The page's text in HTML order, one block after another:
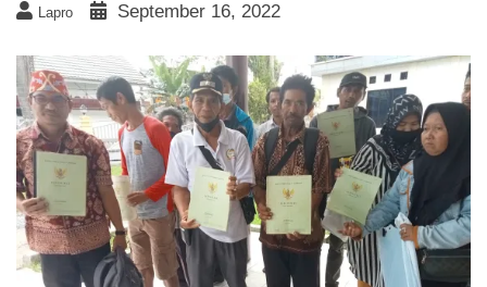
Lapro September 16, 2022